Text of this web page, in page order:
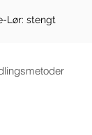
Lør: stengt